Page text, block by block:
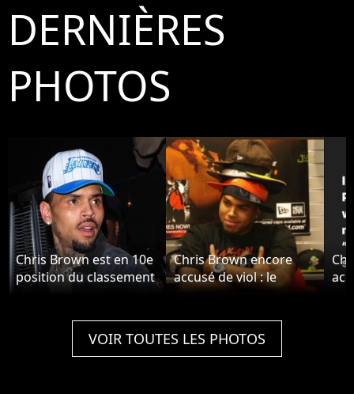
DERNIÈRES
PHOTOS
Chris Brown est en 10e
position du classement
Chris Brown encore
accusé de viol : le
rappeur réagit.
VOIR TOUTES LES PHOTOS